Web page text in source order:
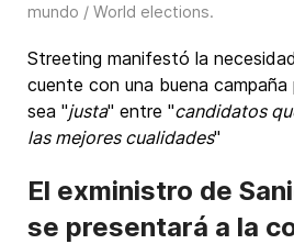
mundo / World elections.
Streeting manifestó la
cuente con una buena campaña
sea "justa" entre "candidatos
las mejores cualidades"
El exministro de
se presentará a la